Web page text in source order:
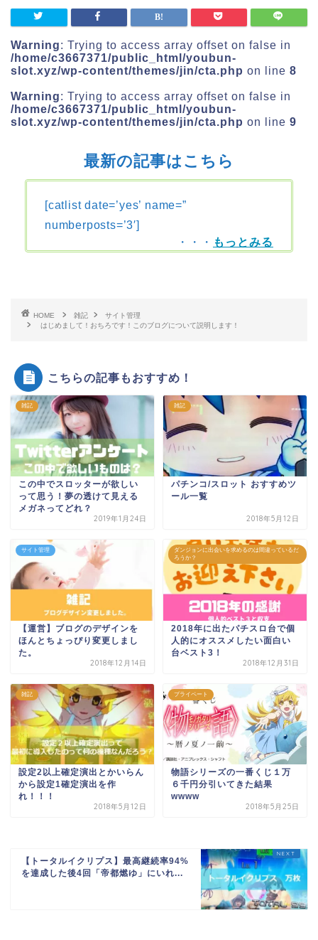
Warning: Trying to access array offset on false in
/home/c3667371/public_html/youbun-
slot.xyz/wp-content/themes/jin/cta.php on line 8
Warning: Trying to access array offset on false in
/home/c3667371/public_html/youbun-
slot.xyz/wp-content/themes/jin/cta.php on line 9
最新の記事はこちら
[catlist date=’yes’ name=”
numberposts=’3′]
・・・ もっとみる
HOME 雑記
サイト管理
はじめまして！おちろです！このブログについて説明します！
こちらの記事もおすすめ！
雑記
この中でスロッターが欲しい
って思う！夢の透けて見える
メガネってどれ？
2019年1月24日
雑記
パチンコ/スロット おすすめツ
ール一覧
2018年5月12日
サイト管理
【運営】ブログのデザインを
ほんとちょっぴり変更しまし
た。
2018年12月14日
ダンジョンに出会いを求めるのは間違っているだ
ろうか？
2018年に出たパチスロ台で個
人的にオススメしたい面白い
台ベスト3！
2018年12月31日
雑記
設定2以上確定演出とかいらん
から設定1確定演出を作
れ！！！
2018年5月12日
プライペート
物語シリーズの一番くじ１万
６千円分引いてきた結果
wwww
2018年5月25日
【トータルイクリプス】最高継続率94%
を達成した後4回「帝都燃ゆ」にいれ...